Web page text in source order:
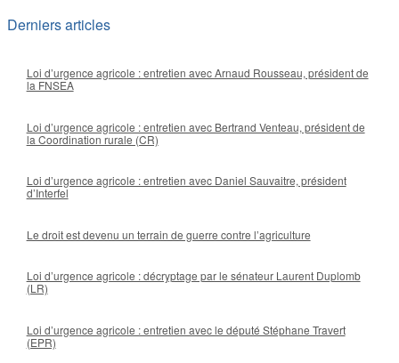
Derniers articles
Loi d’urgence agricole : entretien avec Arnaud Rousseau, président de
la FNSEA
Loi d’urgence agricole : entretien avec Bertrand Venteau, président de
la Coordination rurale (CR)
Loi d’urgence agricole : entretien avec Daniel Sauvaitre, président
d’Interfel
Le droit est devenu un terrain de guerre contre l’agriculture
Loi d’urgence agricole : décryptage par le sénateur Laurent Duplomb
(LR)
Loi d’urgence agricole : entretien avec le député Stéphane Travert
(EPR)